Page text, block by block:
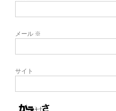
メール ※
サイト